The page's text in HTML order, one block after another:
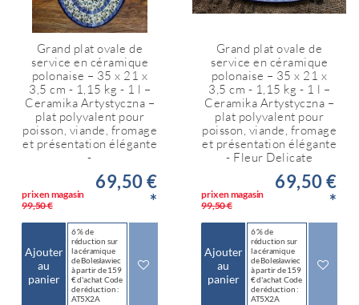
Grand plat ovale de
service en céramique
polonaise – 35 x 21 x
3,5 cm - 1,15 kg - 1 l –
Ceramika Artystyczna –
plat polyvalent pour
poisson, viande, fromage
et présentation élégante
-
prix en magasin
99,50 €
69,50 €
*
Ajouter
au
panier
6 % de
réduction sur
la céramique
de Bolesławiec
à partir de 159
€ d'achat Code
de réduction :
AT5X2A
Grand plat ovale de
service en céramique
polonaise – 35 x 21 x
3,5 cm - 1,15 kg - 1 l –
Ceramika Artystyczna –
plat polyvalent pour
poisson, viande, fromage
et présentation élégante
- Fleur Delicate
prix en magasin
99,50 €
69,50 €
*
Ajouter
au
panier
6 % de
réduction sur
la céramique
de Bolesławiec
à partir de 159
€ d'achat Code
de réduction :
AT5X2A